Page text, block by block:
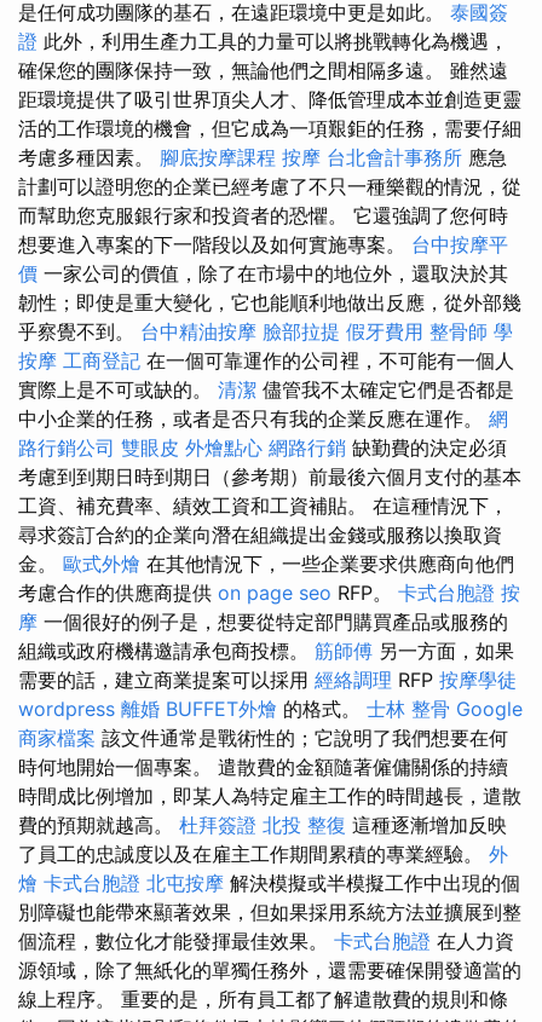
是任何成功團隊的基石，在遠距環境中更是如此。 泰國簽
證 此外，利用生產力工具的力量可以將挑戰轉化為機遇，
確保您的團隊保持一致，無論他們之間相隔多遠。 雖然遠
距環境提供了吸引世界頂尖人才、降低管理成本並創造更靈
活的工作環境的機會，但它成為一項艱鉅的任務，需要仔細
考慮多種因素。 腳底按摩課程 按摩 台北會計事務所 應急
計劃可以證明您的企業已經考慮了不只一種樂觀的情況，從
而幫助您克服銀行家和投資者的恐懼。 它還強調了您何時
想要進入專案的下一階段以及如何實施專案。 台中按摩平
價 一家公司的價值，除了在市場中的地位外，還取決於其
韌性；即使是重大變化，它也能順利地做出反應，從外部幾
乎察覺不到。 台中精油按摩 臉部拉提 假牙費用 整骨師 學
按摩 工商登記 在一個可靠運作的公司裡，不可能有一個人
實際上是不可或缺的。 清潔 儘管我不太確定它們是否都是
中小企業的任務，或者是否只有我的企業反應在運作。 網
路行銷公司 雙眼皮 外燴點心 網路行銷 缺勤費的決定必須
考慮到到期日時到期日（參考期）前最後六個月支付的基本
工資、補充費率、績效工資和工資補貼。 在這種情況下，
尋求簽訂合約的企業向潛在組織提出金錢或服務以換取資
金。 歐式外燴 在其他情況下，一些企業要求供應商向他們
考慮合作的供應商提供 on page seo RFP。 卡式台胞證 按
摩 一個很好的例子是，想要從特定部門購買產品或服務的
組織或政府機構邀請承包商投標。 筋師傅 另一方面，如果
需要的話，建立商業提案可以採用 經絡調理 RFP 按摩學徒
wordpress 離婚 BUFFET外燴 的格式。 士林 整骨 Google
商家檔案 該文件通常是戰術性的；它說明了我們想要在何
時何地開始一個專案。 遣散費的金額隨著僱傭關係的持續
時間成比例增加，即某人為特定雇主工作的時間越長，遣散
費的預期就越高。 杜拜簽證 北投 整復 這種逐漸增加反映
了員工的忠誠度以及在雇主工作期間累積的專業經驗。 外
燴 卡式台胞證 北屯按摩 解決模擬或半模擬工作中出現的個
別障礙也能帶來顯著效果，但如果採用系統方法並擴展到整
個流程，數位化才能發揮最佳效果。 卡式台胞證 在人力資
源領域，除了無紙化的單獨任務外，還需要確保開發適當的
線上程序。 重要的是，所有員工都了解遣散費的規則和條